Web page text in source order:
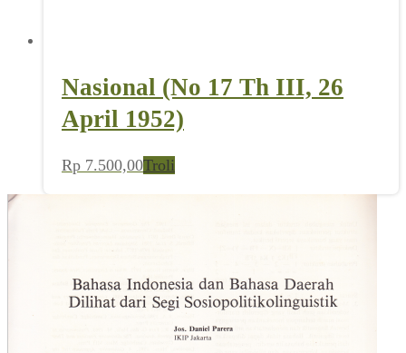
Nasional (No 17 Th III, 26
April 1952)
Rp 7.500,00Troli